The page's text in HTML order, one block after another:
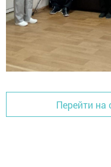
Перейти на